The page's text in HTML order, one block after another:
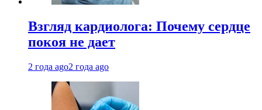
Взгляд кардиолога: Почему сердце
покоя не дает
2 года ago2 года ago